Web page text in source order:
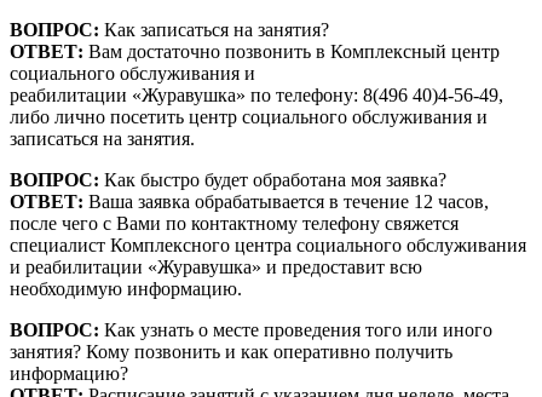
ВОПРОС: Как записаться на занятия?
ОТВЕТ: Вам достаточно позвонить в Комплексный центр
социального обслуживания и
реабилитации «Журавушка» по телефону: 8(496 40)4-56-49,
либо лично посетить центр социального обслуживания и
записаться на занятия.
ВОПРОС: Как быстро будет обработана моя заявка?
ОТВЕТ: Ваша заявка обрабатывается в течение 12 часов,
после чего с Вами по контактному телефону свяжется
специалист Комплексного центра социального обслуживания
и реабилитации «Журавушка» и предоставит всю
необходимую информацию.
ВОПРОС: Как узнать о месте проведения того или иного
занятия? Кому позвонить и как оперативно получить
информацию?